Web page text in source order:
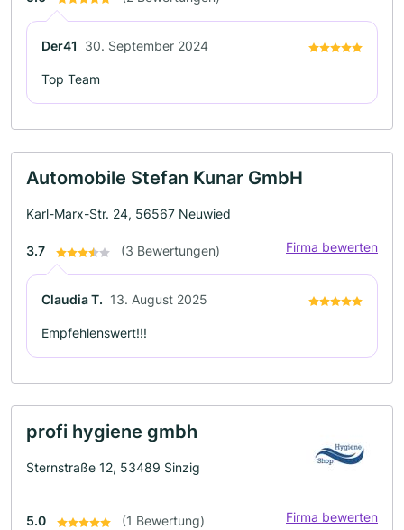
Der41 30. September 2024
Top Team
Automobile Stefan Kunar GmbH
Karl-Marx-Str. 24, 56567 Neuwied
3.7 (3 Bewertungen) Firma bewerten
Claudia T. 13. August 2025
Empfehlenswert!!!
profi hygiene gmbh
Sternstraße 12, 53489 Sinzig
5.0 (1 Bewertung) Firma bewerten